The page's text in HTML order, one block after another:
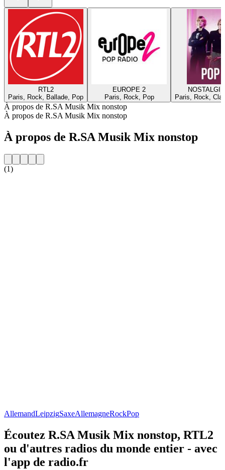
RTL2
Paris, Rock, Ballade, Pop
EUROPE 2
Paris, Rock, Pop
Paris, Rock,
À propos de R.SA Musik Mix nonstop
À propos de R.SA Musik Mix nonstop
À propos de R.SA Musik Mix nonstop
(1)
AllemandLeipzigSaxeAllemagneRockPop
Écoutez R.SA Musik Mix nonstop, RTL2
ou d'autres radios du monde entier - avec
l'app de radio.fr